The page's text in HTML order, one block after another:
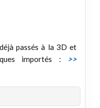
passés à la 3D et
importés : >>